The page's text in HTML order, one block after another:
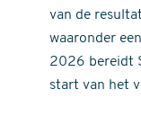
van de
waaronder
2026 bereidt
start van het